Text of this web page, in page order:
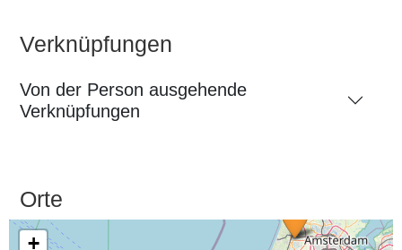
Verknüpfungen
Von der Person ausgehende
Verknüpfungen
Orte
+